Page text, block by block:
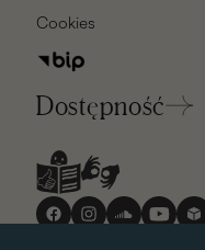
Cookies
Dostępność
Media
społecznościowe